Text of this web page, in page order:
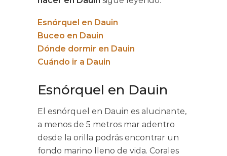
Esnórquel en Dauin
Buceo en Dauin
Dónde dormir en Dauin
Cuándo ir a Dauin
Esnórquel en Dauin
El esnórquel en Dauin es alucinante,
a menos de 5 metros mar adentro
desde la orilla podrás encontrar un
fondo marino lleno de vida. Corales